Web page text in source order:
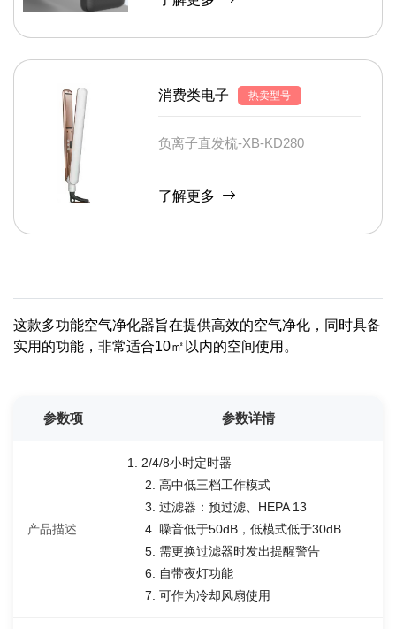
消费类电子 热卖型号
负离子直发梳-XB-KD280
了解更多
这款多功能空气净化器旨在提供高效的空气净化，同时具备
实用的功能，非常适合10㎡以内的空间使用。
参数项 参数详情
产品描述
1. 2/4/8小时定时器
2. 高中低三档工作模式
3. 过滤器：预过滤、HEPA 13
4. 噪音低于50dB，低模式低于30dB
5. 需更换过滤器时发出提醒警告
6. 自带夜灯功能
7. 可作为冷却风扇使用